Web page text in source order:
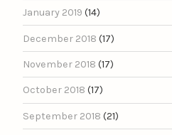
January 2019 (14)
December 2018 (17)
November 2018 (17)
October 2018 (17)
September 2018 (21)